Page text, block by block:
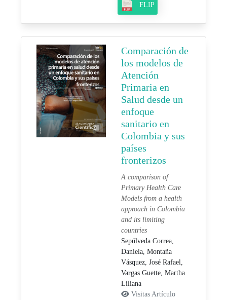
FLIP
Comparación de
los modelos de
Atención
Primaria en
Salud desde un
enfoque
sanitario en
Colombia y sus
países
fronterizos
A comparison of
Primary Health Care
Models from a health
approach in Colombia
and its limiting
countries
Sepúlveda Correa,
Daniela, Montaña
Vásquez, José Rafael,
Vargas Guette, Martha
Liliana
Visitas Artículo